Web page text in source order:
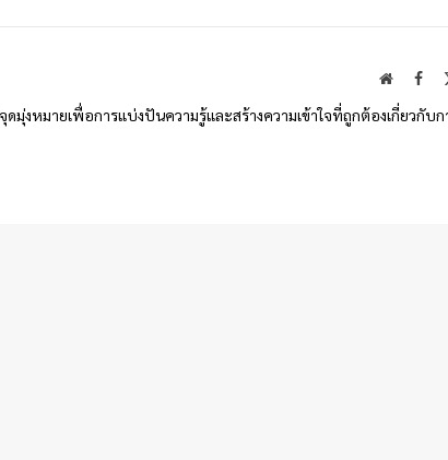
Website
ดมุ่งหมายเพื่อการแบ่งปันความรู้และสร้างความเข้าใจที่ถูกต้องเกี่ยวกับก